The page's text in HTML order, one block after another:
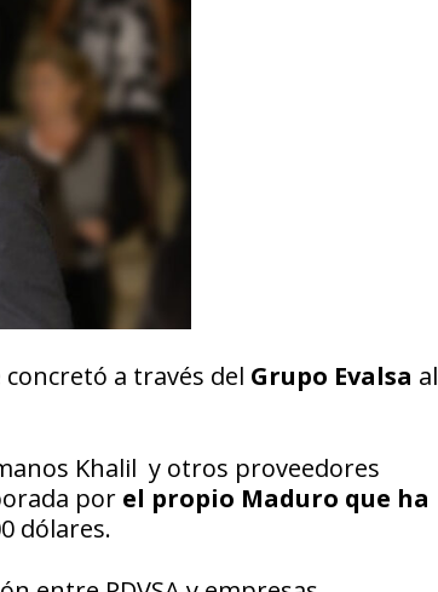
a través del Grupo Evalsa al
Khalil y otros proveedores
porel propio Maduro que ha
dólares.